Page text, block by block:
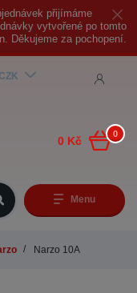
přijímáme
vytvořené po tomto
Děkujeme za pochopení.
Menu
CZK
0
0 Kč
Narzo 10A